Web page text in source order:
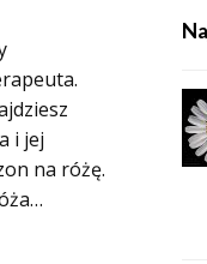
i jej
na różę.